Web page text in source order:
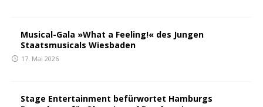
Musical-Gala »What a Feeling!« des Jungen
Staatsmusicals Wiesbaden
17. Mai 2026
Stage Entertainment befürwortet Hamburgs